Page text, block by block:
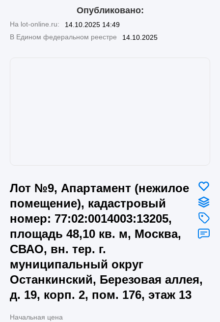
Опубликовано:
На lot-online.ru:
14.10.2025 14:49
В Едином федеральном реестре
14.10.2025
Лот №9, Апартамент (нежилое
помещение), кадастровый
номер: 77:02:0014003:13205,
площадь 48,10 кв. м, Москва,
СВАО, вн. тер. г.
муниципальный округ
Останкинский, Березовая аллея,
д. 19, корп. 2, пом. 176, этаж 13
Начальная цена